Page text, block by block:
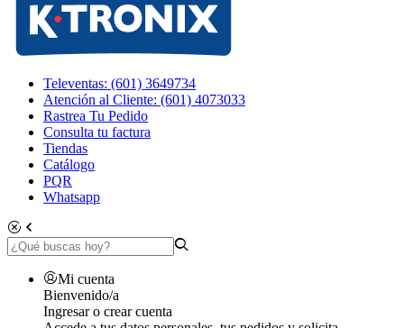
Televentas: (601) 3649734
Atención al Cliente: (601) 4073033
Rastrea Tu Pedido
Consulta tu factura
Tiendas
Catálogo
PQR
Whatsapp
Mi cuenta
Bienvenido/a
Ingresar o crear cuenta